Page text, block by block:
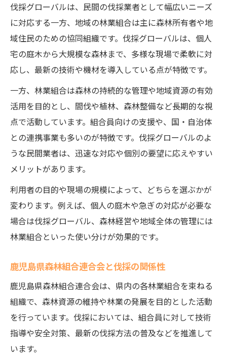
伐採グローバルは、民間の伐採業者として幅広いニーズ
に対応する一方、地域の林業組合は主に森林所有者や地
域住民のための協同組織です。伐採グローバルは、個人
宅の庭木から大規模な森林まで、多様な現場で柔軟に対
応し、最新の技術や機材を導入している点が特徴です。
一方、林業組合は森林の持続的な管理や地域資源の有効
活用を目的とし、間伐や植林、森林整備など長期的な視
点で活動しています。組合員向けの支援や、国・自治体
との連携事業も多いのが特徴です。伐採グローバルのよ
うな民間業者は、迅速な対応や個別の要望に応えやすい
メリットがあります。
利用者の目的や現場の規模によって、どちらを選ぶかが
変わります。例えば、個人の庭木や急ぎの対応が必要な
場合は伐採グローバル、森林経営や地域全体の管理には
林業組合といった使い分けが効果的です。
鹿児島県森林組合連合会と伐採の関係性
鹿児島県森林組合連合会は、県内の各林業組合を束ねる
組織で、森林資源の維持や林業の発展を目的とした活動
を行っています。伐採においては、組合員に対して技術
指導や安全対策、最新の伐採方法の普及などを推進して
います。